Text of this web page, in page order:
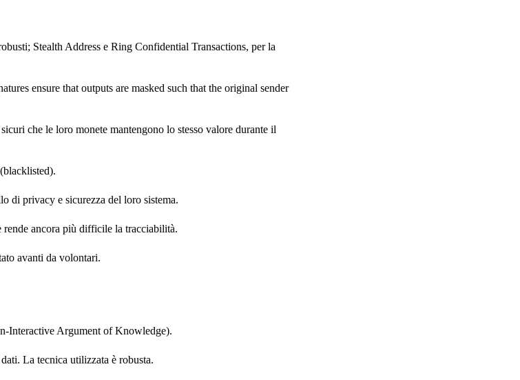
Stealth Address e Ring Confidential Transactions, per la
ensure that outputs are masked such that the original sender
che le loro monete mantengono lo stesso valore durante il
di privacy e sicurezza del loro sistema.
ancora più difficile la tracciabilità.
avanti da volontari.
Interactive Argument of Knowledge).
La tecnica utilizzata è robusta.